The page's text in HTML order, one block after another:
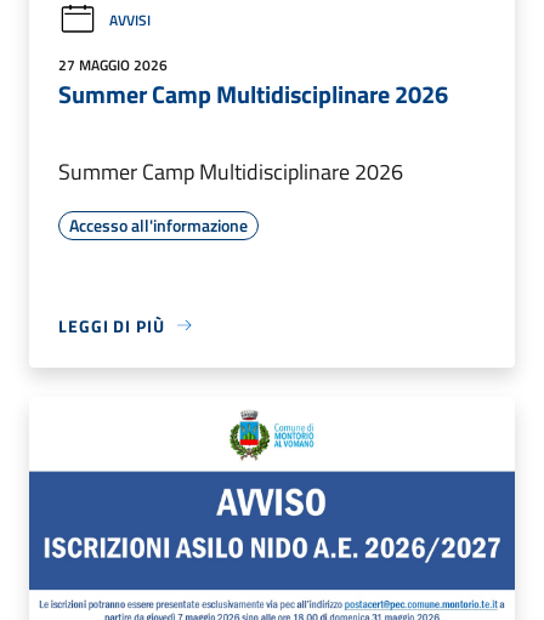
AVVISI
27 MAGGIO 2026
Summer Camp Multidisciplinare 2026
Summer Camp Multidisciplinare 2026
Accesso all'informazione
LEGGI DI PIÙ